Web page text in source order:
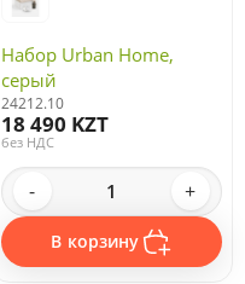
Набор Urban Home,
серый
24212.10
18 490 KZT
без НДС
- +
В корзину